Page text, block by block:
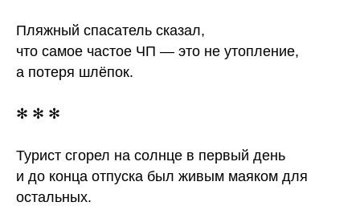
Пляжный спасатель сказал,
что самое частое ЧП — это не утопление,
а потеря шлёпок.
✻ ✻ ✻
Турист сгорел на солнце в первый день
и до конца отпуска был живым маяком для
остальных.